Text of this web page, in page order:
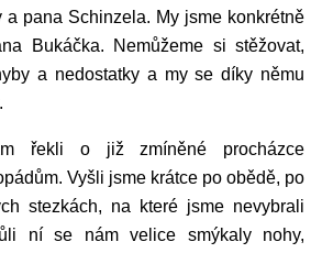
a pana Schinzela. My jsme konkrétně
Bukáčka. Nemůžeme si stěžovat,
a nedostatky a my se díky němu
řekli o již zmíněné procházce
Vyšli jsme krátce po obědě, po
stezkách, na které jsme nevybrali
ní se nám velice smýkaly nohy,